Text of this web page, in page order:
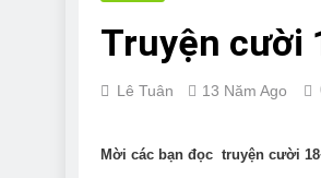
Truyện cười
Lê Tuân 13 Năm Ago
Mời các bạn đọc truyện cười